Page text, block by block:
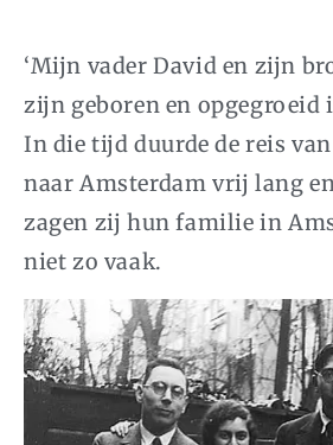
‘Mijn vader David en zijn
zijn geboren en opgegroeid
In die tijd duurde de reis
naar Amsterdam vrij lang
zagen zij hun familie in
niet zo vaak.